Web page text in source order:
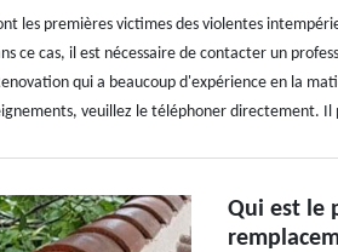
les premières victimes des violentes
ce cas, il est nécessaire de contacter un
qui a beaucoup d'expérience en la
veuillez le téléphoner directement. Il
Qui est le